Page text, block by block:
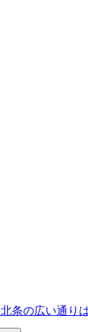
北条の広い通り